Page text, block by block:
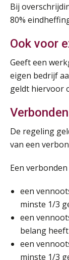
Bij
80%
Ook voor
Geeft een
eigen bedrijf
geldt hiervoor
De regeling
van een
Een
een
minste 1/3
een
belang
een
minste 1/3
14
17
AUG
AUG
24
AUG
25
AUG